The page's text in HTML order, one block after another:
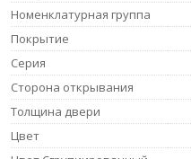
Номенклатурная группа
Покрытие
Серия
Сторона открывания
Толщина двери
Цвет